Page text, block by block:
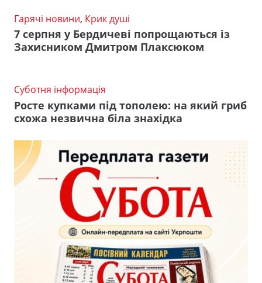
Гарячі новини, Крик душі
7 серпня у Бердичеві попрощаються із
Захисником Дмитром Плаксюком
Суботня інформація
Росте купками під тополею: на який гриб
схожа незвична біла знахідка